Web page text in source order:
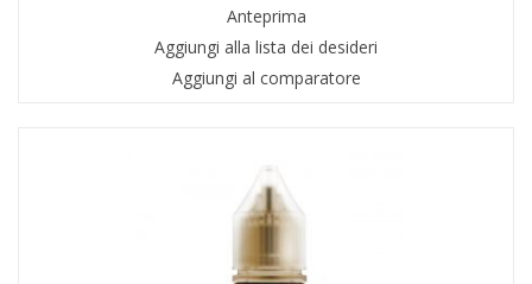
Anteprima
Aggiungi alla lista dei desideri
Aggiungi al comparatore